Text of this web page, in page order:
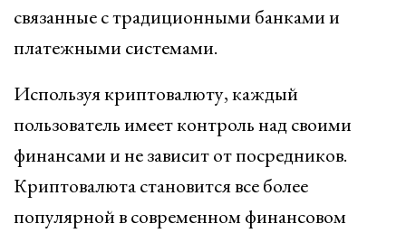
связанные с традиционными банками и
платежными системами.
Используя криптовалюту, каждый
пользователь имеет контроль над своими
финансами и не зависит от посредников.
Криптовалюта становится все более
популярной в современном финансовом